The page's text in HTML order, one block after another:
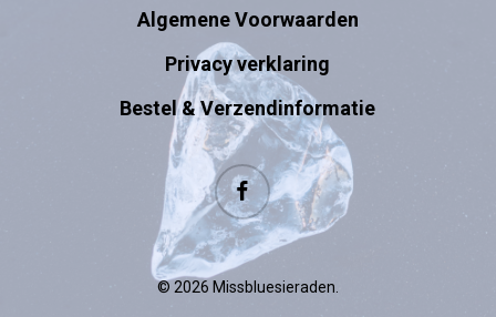
Algemene Voorwaarden
Privacy verklaring
Bestel & Verzendinformatie
facebook
© 2026 Missbluesieraden.